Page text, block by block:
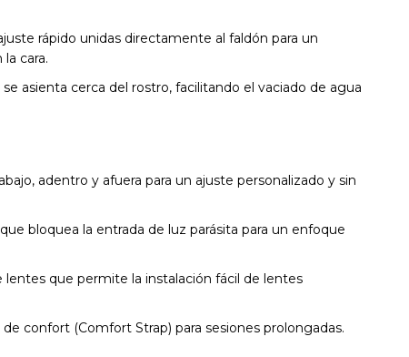
rápido unidas directamente al faldón para un
cara.
asienta cerca del rostro, facilitando el vaciado de agua
adentro y afuera para un ajuste personalizado y sin
bloquea la entrada de luz parásita para un enfoque
que permite la instalación fácil de lentes
confort (Comfort Strap) para sesiones prolongadas.